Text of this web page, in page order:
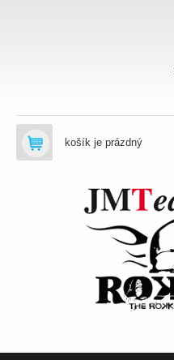
košík je prázdný